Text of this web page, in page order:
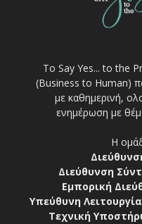
Το Say Yes... to the
(Business to Human)
με καθημερινή,
ενημέρωση με
Η
Διεύθυνση
Εμπορική
Υπεύθυνη
Τεχνική